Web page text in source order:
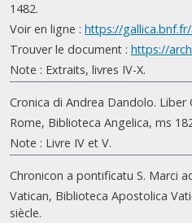
1482.
Voir en ligne : https://
Trouver le document : https://
Note : Extraits, livres IV-X.
Cronica di Andrea Dandolo. Liber
Rome, Biblioteca Angelica, ms
Note : Livre IV et V.
Chronicon a pontificatu S. Marci
Vatican, Biblioteca Apostolica
siècle.